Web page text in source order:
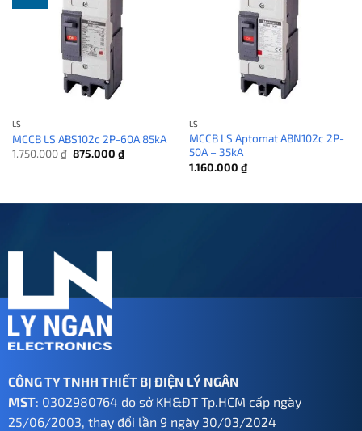
LS
MCCB LS ABS102c 2P-60A 85kA
1.750.000₫ Giá
gốc
875.000 ₫Giá
hiện
LS
MCCB LS Aptomat ABN102c 2P-
50A – 35kA
1.160.000 ₫
CÔNG TY TNHH THIẾT BỊ ĐIỆN LÝ NGÂN
MST: 0302980764 do sở KH&ĐT Tp.HCM cấp ngày
25/06/2003, thay đổi lần 9 ngày 30/03/2024